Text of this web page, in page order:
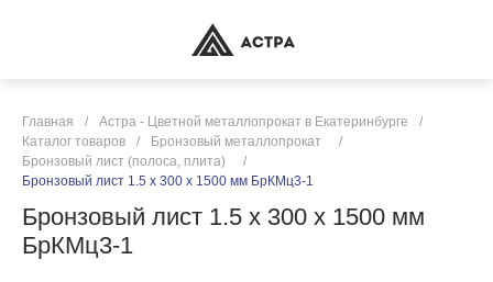
Главная / Астра - Цветной металлопрокат в Екатеринбурге
/
Каталог товаров
/ Бронзовый металлопрокат
/
Бронзовый лист (полоса, плита)
/
Бронзовый лист 1.5 х 300 х 1500 мм БрКМц3-1
Бронзовый лист 1.5 х 300 х 1500 мм
БрКМц3-1